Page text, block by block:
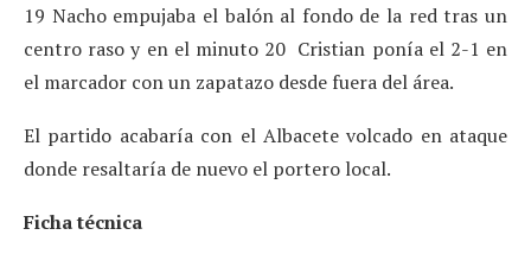
19 Nacho empujaba el balón al fondo de la red tras un
centro raso y en el minuto 20 Cristian ponía el 2-1 en
el marcador con un zapatazo desde fuera del área.
El partido acabaría con el Albacete volcado en ataque
donde resaltaría de nuevo el portero local.
Ficha técnica